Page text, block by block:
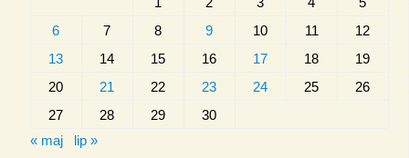
6
7 8 9 10 11
12
13
14 15 16 17 18
19
20
21 22 23 24 25
26
27
28 29
30
« maj
lip »